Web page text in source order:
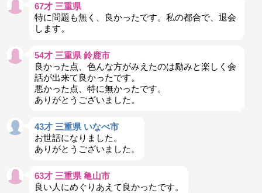
67才 三重県
特に問題も無く、良かったです。私の都合で、退会
します。
54才 三重県 鈴鹿市
良かった点、色んな方がみえたのは励みと楽しく会
話が出来て良かったです。
悪かった点、特に無かったです。
ありがとうございました。
43才 三重県 いなべ市
お世話になりました。
ありがとうございました。
63才 三重県 亀山市
良い人にめぐりあえて良かったです。